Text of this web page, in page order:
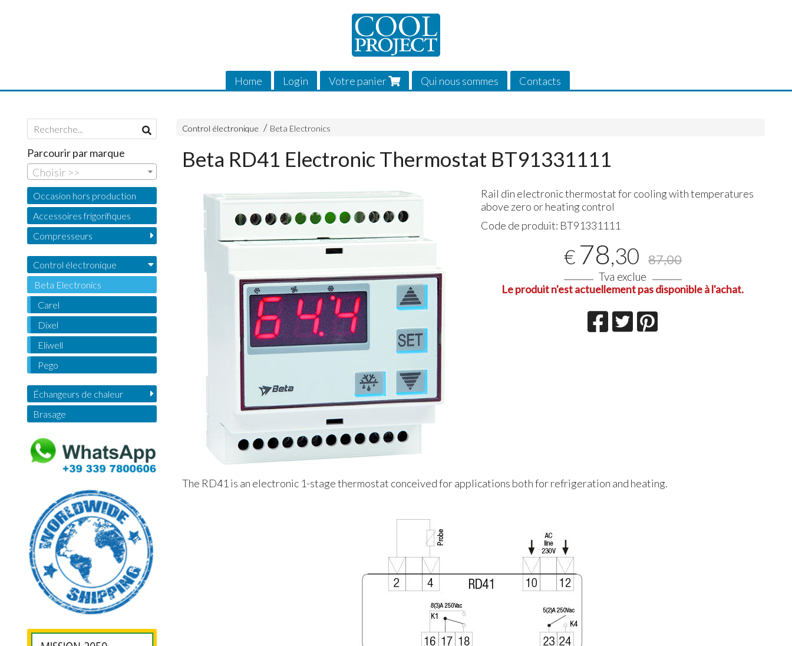
Home Login Votre panier Qui nous sommes Contacts
Control électronique Beta Electronics
Beta RD41 Electronic Thermostat BT91331111
Rail din electronic thermostat for cooling with temperatures
above zero or heating control
Code de produit: BT91331111
€ 78,30 87,00
Tva exclue
Le produit n'est actuellement pas disponible à l'achat.
The RD41 is an electronic 1-stage thermostat conceived for applications both for refrigeration and heating.
Parcourir par marque
Choisir >>
Occasion hors production
Accessoires frigorifiques
Compresseurs
Control électronique
Beta Electronics
Carel
Dixel
Eliwell
Pego
Échangeurs de chaleur
Brasage